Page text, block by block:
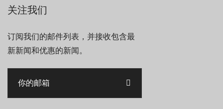
关注我们
订阅我们的邮件列表，并接收包含最
新新闻和优惠的新闻。